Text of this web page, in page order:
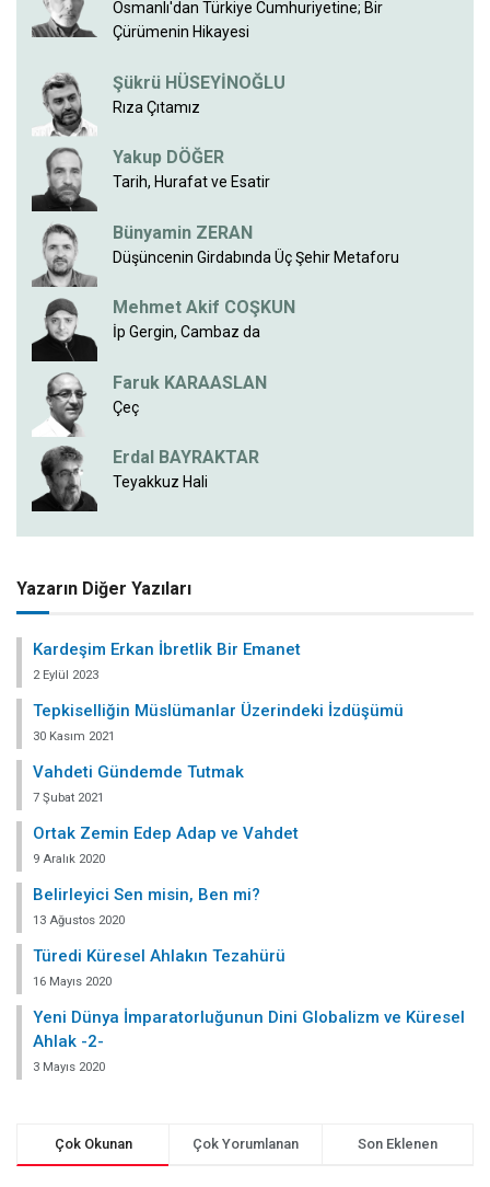
Osmanlı'dan Türkiye Cumhuriyetine; Bir
Çürümenin Hikayesi
Şükrü HÜSEYİNOĞLU
Rıza Çıtamız
Yakup DÖĞER
Tarih, Hurafat ve Esatir
Bünyamin ZERAN
Düşüncenin Girdabında Üç Şehir Metaforu
Mehmet Akif COŞKUN
İp Gergin, Cambaz da
Faruk KARAASLAN
Çeç
Erdal BAYRAKTAR
Teyakkuz Hali
Yazarın Diğer Yazıları
Kardeşim Erkan İbretlik Bir Emanet
2 Eylül 2023
Tepkiselliğin Müslümanlar Üzerindeki İzdüşümü
30 Kasım 2021
Vahdeti Gündemde Tutmak
7 Şubat 2021
Ortak Zemin Edep Adap ve Vahdet
9 Aralık 2020
Belirleyici Sen misin, Ben mi?
13 Ağustos 2020
Türedi Küresel Ahlakın Tezahürü
16 Mayıs 2020
Yeni Dünya İmparatorluğunun Dini Globalizm ve Küresel
Ahlak -2-
3 Mayıs 2020
Çok Okunan Çok Yorumlanan Son Eklenen